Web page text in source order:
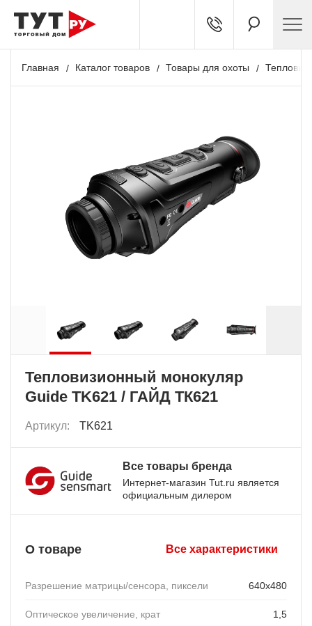
Главная Каталог товаров Товары для охоты
Тепловизионный монокуляр
Guide TK621 / ГАЙД ТК621
Артикул: TK621
Все товары бренда
Интернет-магазин Tut.ru является
официальным дилером
О товаре Все характеристики
Разрешение матрицы/сенсора, пиксели 640x480
Оптическое увеличение, крат 1,5